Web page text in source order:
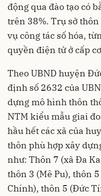
động qua đào tạo có
trên 38%. Trụ sở
vụ công tác số hóa,
quyền điện tử ở cấp
Theo UBND huyện
định số 2632 của
dựng mô hình thôn
NTM kiểu mẫu giai
hầu hết các xã của
thôn phù hợp xây
như: Thôn 7 (xã Đa
thôn 3 (Mê Pu), thôn
Chính), thôn 5 (Đức